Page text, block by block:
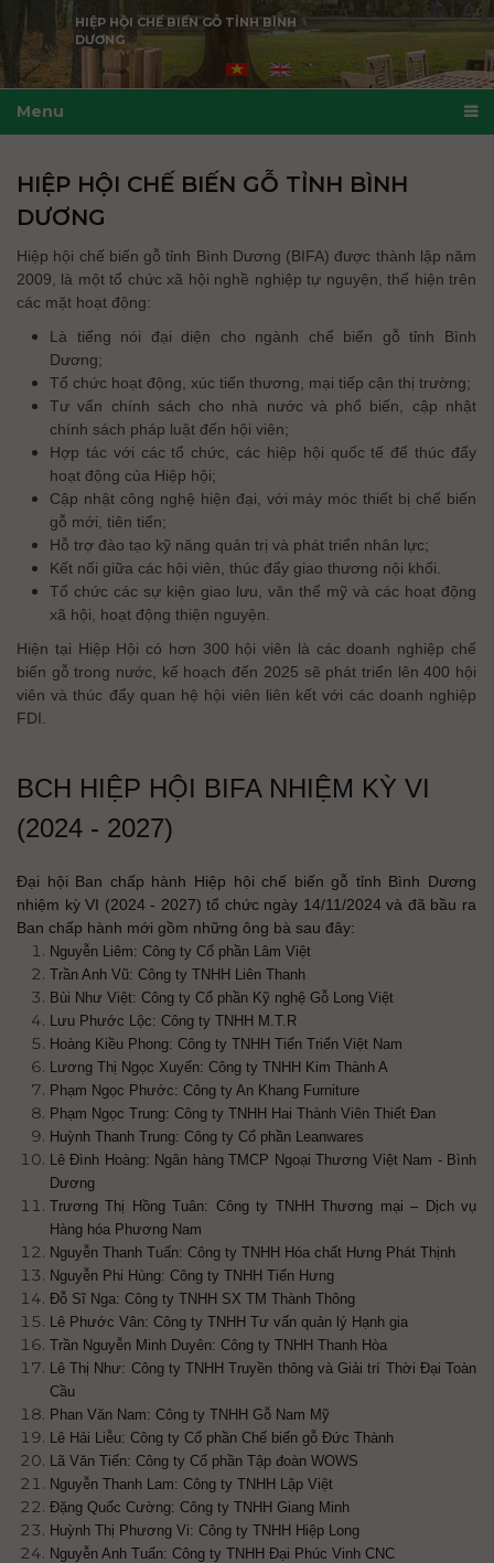
HIỆP HỘI CHẾ BIẾN GỖ TỈNH BÌNH
DƯƠNG
Menu
HIỆP HỘI CHẾ BIẾN GỖ TỈNH BÌNH
DƯƠNG
Hiệp hội chế biến gỗ tỉnh Bình Dương (BIFA) được thành lập năm
2009, là một tổ chức xã hội nghề nghiệp tự nguyện, thể hiện trên
các mặt hoạt động:
Là tiếng nói đại diện cho ngành chế biến gỗ tỉnh Bình
Dương;
Tổ chức hoạt động, xúc tiến thương, mại tiếp cận thị trường;
Tư vấn chính sách cho nhà nước và phổ biến, cập nhật
chính sách pháp luật đến hội viên;
Hợp tác với các tổ chức, các hiệp hội quốc tế để thúc đẩy
hoạt động của Hiệp hội;
Cập nhật công nghệ hiện đại, với máy móc thiết bị chế biến
gỗ mới, tiên tiến;
Hỗ trợ đào tạo kỹ năng quản trị và phát triển nhân lực;
Kết nối giữa các hội viên, thúc đẩy giao thương nội khối.
Tổ chức các sự kiện giao lưu, văn thể mỹ và các hoạt động
xã hội, hoạt động thiện nguyện.
Hiện tại Hiệp Hội có hơn 300 hội viên là các doanh nghiệp chế
biến gỗ trong nước, kế hoạch đến 2025 sẽ phát triển lên 400 hội
viên và thúc đẩy quan hệ hội viên liên kết với các doanh nghiệp
FDI.
BCH HIỆP HỘI BIFA NHIỆM KỲ VI
(2024 - 2027)
Đại hội Ban chấp hành Hiệp hội chế biến gỗ tỉnh Bình Dương
nhiệm kỳ VI (2024 - 2027) tổ chức ngày 14/11/2024 và đã bầu ra
Ban chấp hành mới gồm những ông bà sau đây:
Nguyễn Liêm: Công ty Cổ phần Lâm Việt
Trần Anh Vũ: Công ty TNHH Liên Thanh
Bùi Như Việt: Công ty Cổ phần Kỹ nghệ Gỗ Long Việt
Lưu Phước Lộc: Công ty TNHH M.T.R
Hoàng Kiều Phong: Công ty TNHH Tiến Triển Việt Nam
Lương Thị Ngọc Xuyến: Công ty TNHH Kim Thành A
Phạm Ngọc Phước: Công ty An Khang Furniture
Phạm Ngọc Trung: Công ty TNHH Hai Thành Viên Thiết Đan
Huỳnh Thanh Trung: Công ty Cổ phần Leanwares
Lê Đình Hoàng: Ngân hàng TMCP Ngoại Thương Việt Nam - Bình
Dương
Trương Thị Hồng Tuân: Công ty TNHH Thương mại – Dịch vụ
Hàng hóa Phương Nam
Nguyễn Thanh Tuấn: Công ty TNHH Hóa chất Hưng Phát Thịnh
Nguyễn Phi Hùng: Công ty TNHH Tiến Hưng
Đỗ Sĩ Nga: Công ty TNHH SX TM Thành Thông
Lê Phước Vân: Công ty TNHH Tư vấn quản lý Hạnh gia
Trần Nguyễn Minh Duyên: Công ty TNHH Thanh Hòa
Lê Thị Như: Công ty TNHH Truyền thông và Giải trí Thời Đại Toàn
Cầu
Phan Văn Nam: Công ty TNHH Gỗ Nam Mỹ
Lê Hải Liễu: Công ty Cổ phần Chế biến gỗ Đức Thành
Lã Văn Tiến: Công ty Cổ phần Tập đoàn WOWS
Nguyễn Thanh Lam: Công ty TNHH Lập Việt
Đặng Quốc Cường: Công ty TNHH Giang Minh
Huỳnh Thị Phương Vi: Công ty TNHH Hiệp Long
Nguyễn Anh Tuấn: Công ty TNHH Đại Phúc Vinh CNC